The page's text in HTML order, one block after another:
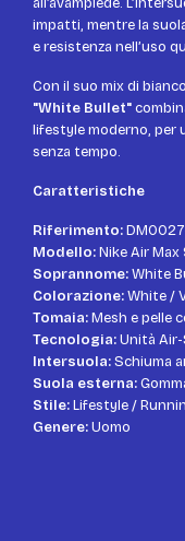
all’avampiede.
impatti, mentre la
e resistenza nell’uso
Con il suo mix di
"White Bullet"
lifestyle moderno, per
senza tempo.
Caratteristiche
Riferimento:
Modello:Nike Air Max
Soprannome:White
Colorazione:White /
Tomaia:Mesh e pelle
Tecnologia:Unità
Intersuola:Schiuma
Suola esterna:
Stile:Lifestyle /
Genere:Uomo